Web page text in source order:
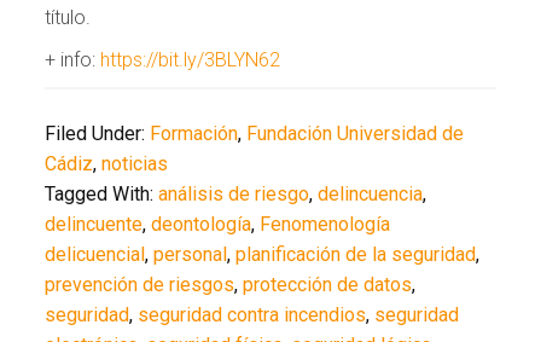
título.
+ info: https://bit.ly/3BLYN62
Filed Under: Formación, Fundación Universidad de
Cádiz,noticias
Tagged With:análisis de riesgo,delincuencia,
delincuente,deontología, Fenomenología
delicuencial,personal,planificación de la seguridad,
prevención de riesgos,protección de datos,
seguridad, seguridad contra incendios, seguridad